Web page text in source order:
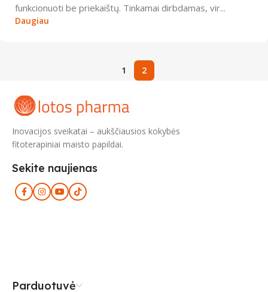
funkcionuoti be priekaištų. Tinkamai dirbdamas, vir...
Daugiau
1 2
Inovacijos sveikatai – aukščiausios kokybės
fitoterapiniai maisto papildai.
Sekite naujienas
Parduotuvė